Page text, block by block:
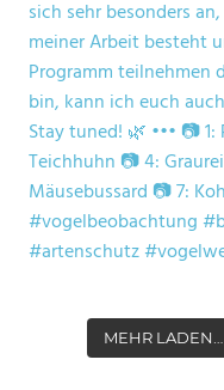
MEHR LADEN…